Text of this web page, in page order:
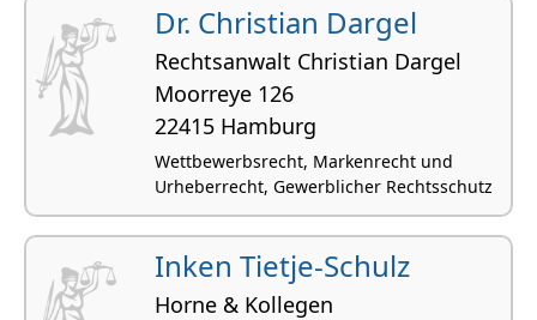
Dr. Christian Dargel
Rechtsanwalt Christian Dargel
Moorreye 126
22415 Hamburg
Wettbewerbsrecht, Markenrecht und
Urheberrecht, Gewerblicher Rechtsschutz
Inken Tietje-Schulz
Horne & Kollegen